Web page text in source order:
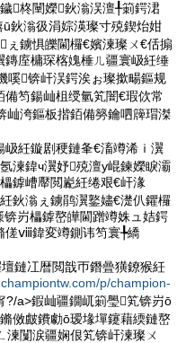
柊闉嬫鈥滃洖澶╀箣鍔涒
鈥滃彶涓婃渶璨寸殑鍥炲姏
ぇ鐪惧皪閫欏€嬪湅璨ㄨ€佸搧
庢槦琛楁媿棰ㄦ疆寰岋紝缍
嗘锛屽洖鍔涘ぉ璨撳畼鏂规
笉鍚屾柤绶氫笂闇€瑕佽常
屾洿鏂板揩銆備簩鑰呬簰瑁滐
紝鏇剧稉鏈夆€滀竴浠ｉ瀷
湅鍏ч瀷妤殑澶у崐鍊嬫睙灞
鎼嶆厴閲嶏紝绻艰€屽湪
鈥滃ぇ鐪鹃瀷鐜嬧€濋仈鑺欏
岃櫑鎼嶅皣閫蹭竴姝ュ姞鍔
傞ⅷ鍏変竴鍘讳笉寰╄繑
鏈冮暦閲戠帀鐕曡獚鐐猴紝
p/champion-
?/a>鍜屾疆鐗屼箣璺笂锛岃ō
傚皻鐨勮ō瑷堟墠鑳藉緛鏈嶅
闅涙疆娴佷笂锛屽湅璨ㄨ